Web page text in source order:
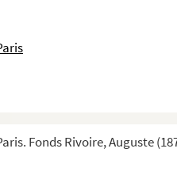
Fonds Rivoire, Auguste
centrale (suite). Rapports
centrale (suite)